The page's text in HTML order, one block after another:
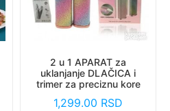
2 u 1 APARAT za
uklanjanje DLAČICA i
trimer za preciznu kore
1,299.00 RSD